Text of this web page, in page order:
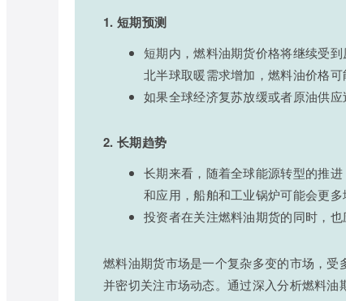
1. 短期预测
短期内，燃料油期货价格将继续受
北半球取暖需求增加，燃料油价格可
如果全球经济复苏放缓或者原油供
2. 长期趋势
长期来看，随着全球能源转型的推
和应用，船舶和工业锅炉可能会更多
投资者在关注燃料油期货的同时，也
燃料油期货市场是一个复杂多变的市场，受
并密切关注市场动态。通过深入分析燃料